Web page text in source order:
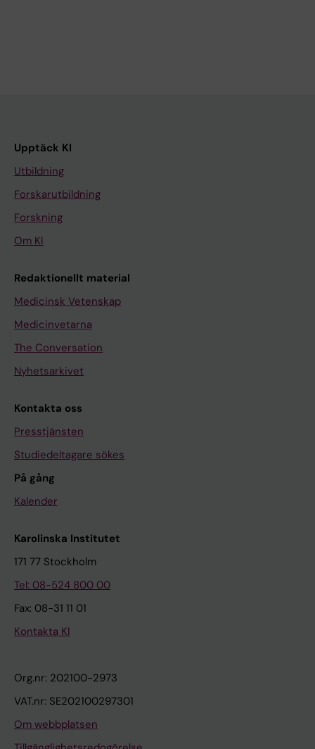
Upptäck KI
Utbildning
Forskarutbildning
Forskning
Om KI
Redaktionellt material
Medicinsk Vetenskap
Medicinvetarna
The Conversation
Nyhetsarkivet
Kontakta oss
Presstjänsten
Studiedeltagare sökes
På gång
Kalender
Karolinska Institutet
171 77 Stockholm
Tel: 08-524 800 00
Fax: 08-31 11 01
Kontakta KI
Org.nr: 202100-2973
VAT.nr: SE202100297301
Om webbplatsen